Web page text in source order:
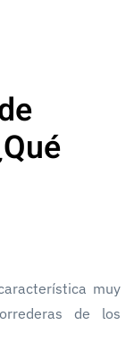
muy
de los